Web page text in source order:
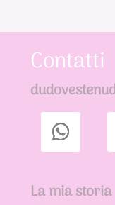
Contatti
La mia storia